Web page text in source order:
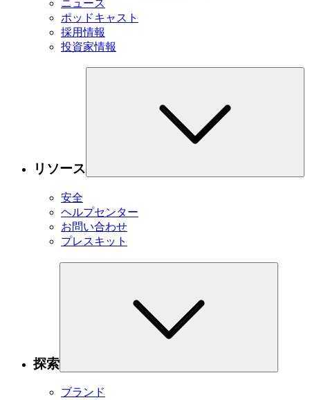
ニュース
ポッドキャスト
採用情報
投資家情報
リソース
安全
ヘルプセンター
お問い合わせ
プレスキット
探索
ブランド